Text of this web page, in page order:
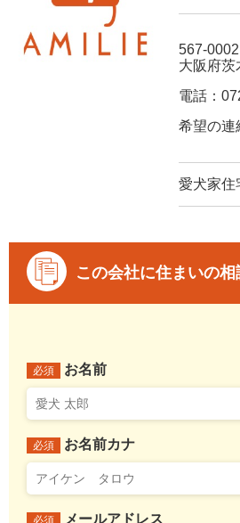
567-0002
大阪府茨
電話：
希望の連
愛犬家住
この会社に住まいの相
必須 お名前
必須 お名前カナ
必須 メールアドレス